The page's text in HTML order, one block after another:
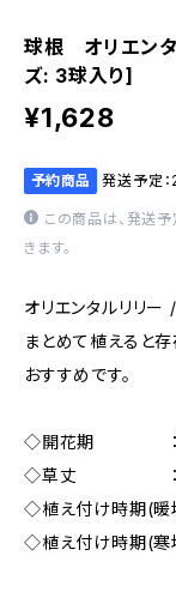
球根 オリエン
ズ: 3球入り]
¥1,628
予約商品 発送予定
この商品は、発送
きます。
オリエンタルリリー
まとめて植えると
おすすめです。
◇開花期 ：
◇草丈 ：
◇植え付け時期(暖
◇植え付け時期(寒